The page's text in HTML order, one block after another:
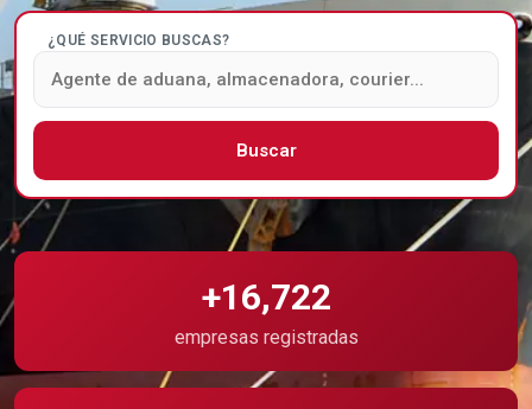
¿QUÉ SERVICIO BUSCAS?
Buscar
+16,722
empresas registradas